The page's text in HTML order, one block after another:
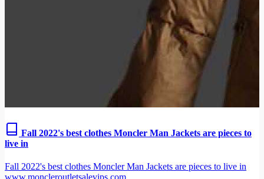
Fall 2022's best clothes Moncler Man Jackets are pieces to
live in
Fall 2022's best clothes Moncler Man Jackets are pieces to live in